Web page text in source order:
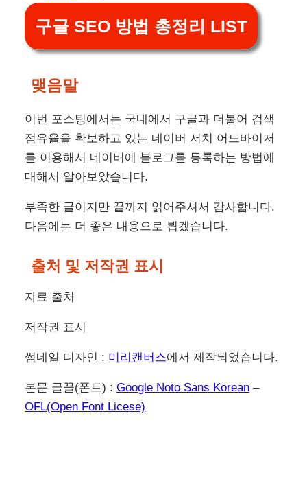
구글 SEO 방법 총정리 LIST
맺음말
이번 포스팅에서는 국내에서 구글과 더불어 검색
점유율을 확보하고 있는 네이버 서치 어드바이저
를 이용해서 네이버에 블로그를 등록하는 방법에
대해서 알아보았습니다.
부족한 글이지만 끝까지 읽어주셔서 감사합니다.
다음에는 더 좋은 내용으로 뵙겠습니다.
출처 및 저작권 표시
자료 출처
저작권 표시
썸네일 디자인 : 미리캔버스에서 제작되었습니다.
본문 글꼴(폰트) :Google Noto Sans Korean –
OFL(Open Font Licese)